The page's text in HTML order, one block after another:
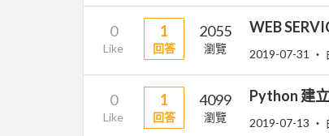
0
Like
1
回答
2055
瀏覽
WEB
2019-07-31 ‧
0
Like
1
回答
4099
瀏覽
Python 建
2019-07-13 ‧